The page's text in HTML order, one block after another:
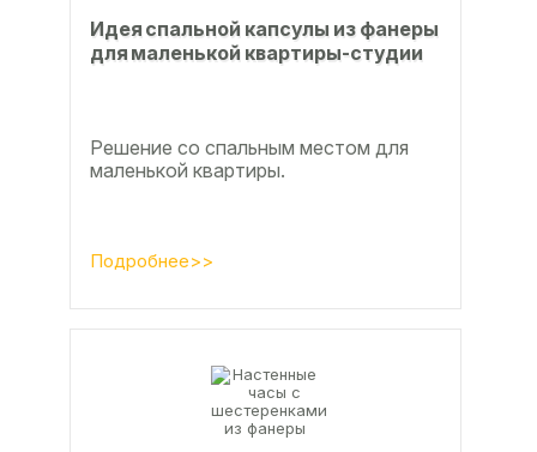
Идея спальной капсулы из фанеры
для маленькой квартиры-студии
Решение со спальным местом для
маленькой квартиры.
Подробнее>>